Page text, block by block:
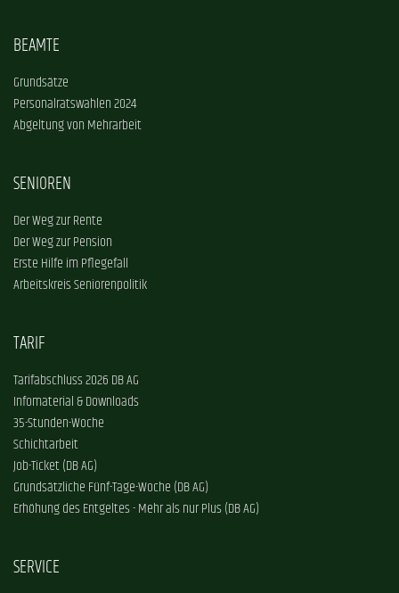
BEAMTE
Grundsätze
Personalratswahlen 2024
Abgeltung von Mehrarbeit
SENIOREN
Der Weg zur Rente
Der Weg zur Pension
Erste Hilfe im Pflegefall
Arbeitskreis Seniorenpolitik
TARIF
Tarifabschluss 2026 DB AG
Infomaterial & Downloads
35-Stunden-Woche
Schichtarbeit
Job-Ticket (DB AG)
Grundsätzliche Fünf-Tage-Woche (DB AG)
Erhöhung des Entgeltes - Mehr als nur Plus (DB AG)
SERVICE